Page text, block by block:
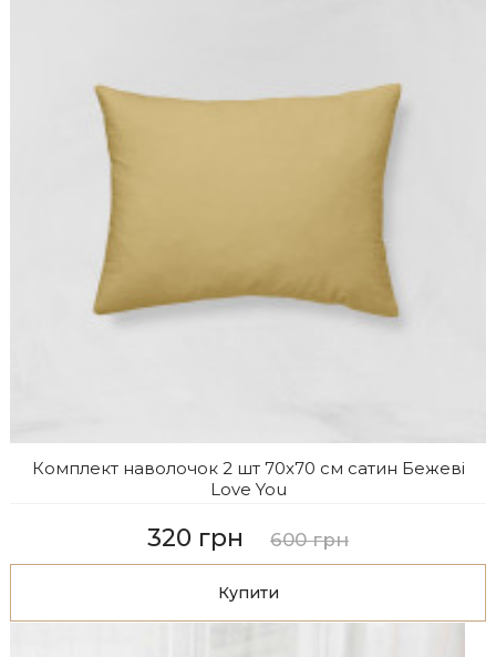
Комплект наволочок 2 шт 70x70 см сатин Бежеві
Love You
320 грн 600 грн
Купити